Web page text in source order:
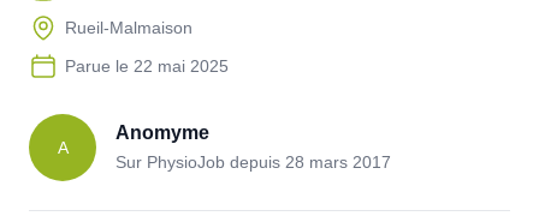
Rueil-Malmaison
Parue le 22 mai 2025
A
Anomyme
Sur PhysioJob depuis 28 mars 2017